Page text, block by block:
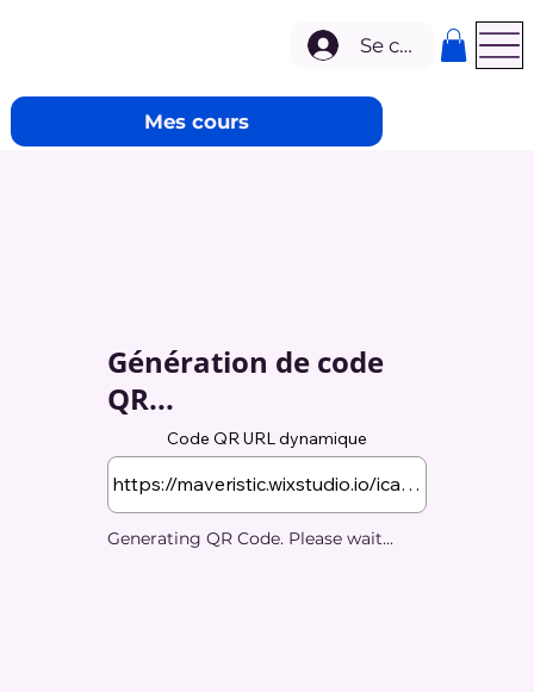
Mes cours
Se connecter
Génération de code
QR...
Code QR URL dynamique
Generating QR Code. Please wait...